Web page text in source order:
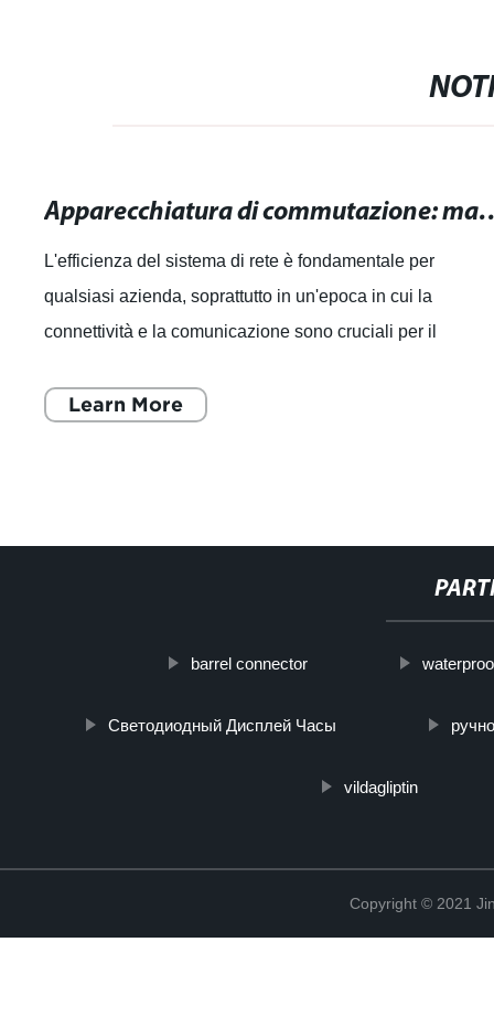
Apparecchiatura di
L'efficienza del sistema di rete è fondamentale per
qualsiasi azienda, soprattutto in un'epoca in cui la
connettività e la comunicazione sono cruciali per il
Learn More
barrel connector
Светодиодный Дисплей Часы
vildagliptin
Copyright © 2021